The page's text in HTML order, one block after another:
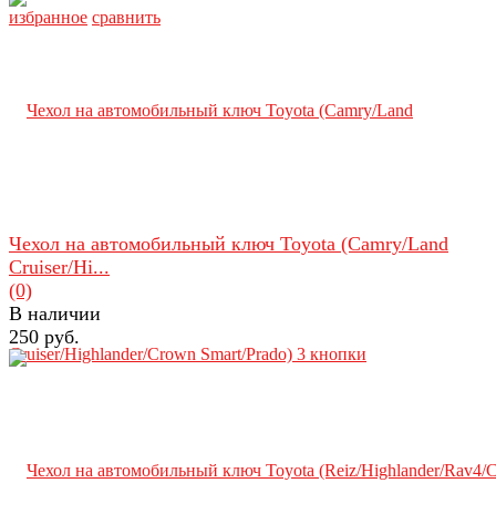
избранное сравнить
Чехол на автомобильный ключ Toyota (Camry/Land
Cruiser/Hi...
(0)
В наличии
250 руб.